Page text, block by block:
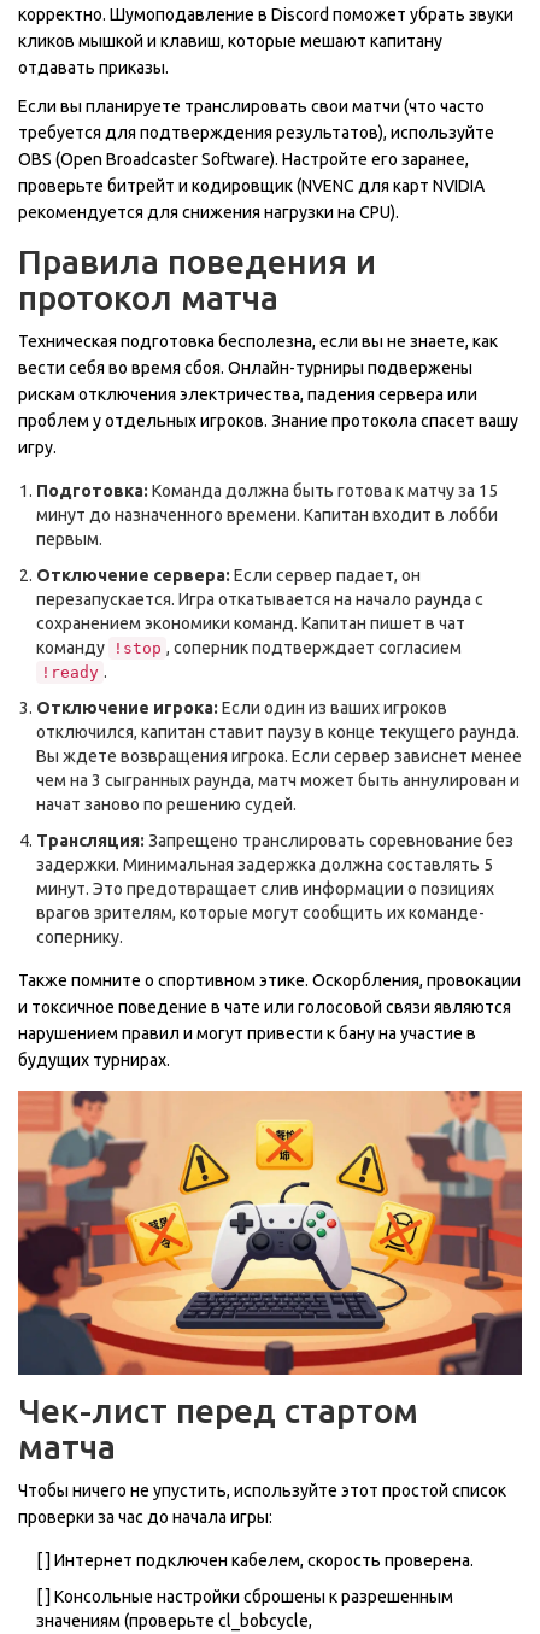
корректно. Шумоподавление в Discord поможет убрать звуки
кликов мышкой и клавиш, которые мешают капитану
отдавать приказы.
Если вы планируете транслировать свои матчи (что часто
требуется для подтверждения результатов), используйте
OBS (Open Broadcaster Software). Настройте его заранее,
проверьте битрейт и кодировщик (NVENC для карт NVIDIA
рекомендуется для снижения нагрузки на CPU).
Правила поведения и
протокол матча
Техническая подготовка бесполезна, если вы не знаете, как
вести себя во время сбоя. Онлайн-турниры подвержены
рискам отключения электричества, падения сервера или
проблем у отдельных игроков. Знание протокола спасет вашу
игру.
Подготовка: Команда должна быть готова к матчу за 15
минут до назначенного времени. Капитан входит в лобби
первым.
Отключение сервера: Если сервер падает, он
перезапускается. Игра откатывается на начало раунда с
сохранением экономики команд. Капитан пишет в чат
команду
!stop , соперник подтверждает согласием
!ready .
Отключение игрока: Если один из ваших игроков
отключился, капитан ставит паузу в конце текущего раунда.
Вы ждете возвращения игрока. Если сервер зависнет менее
чем на 3 сыгранных раунда, матч может быть аннулирован и
начат заново по решению судей.
Трансляция: Запрещено транслировать соревнование без
задержки. Минимальная задержка должна составлять 5
минут. Это предотвращает слив информации о позициях
врагов зрителям, которые могут сообщить их команде-
сопернику.
Также помните о спортивном этике. Оскорбления, провокации
и токсичное поведение в чате или голосовой связи являются
нарушением правил и могут привести к бану на участие в
будущих турнирах.
Чек-лист перед стартом
матча
Чтобы ничего не упустить, используйте этот простой список
проверки за час до начала игры:
[ ] Интернет подключен кабелем, скорость проверена.
[ ] Консольные настройки сброшены к разрешенным
значениям (проверьте cl_bobcycle,